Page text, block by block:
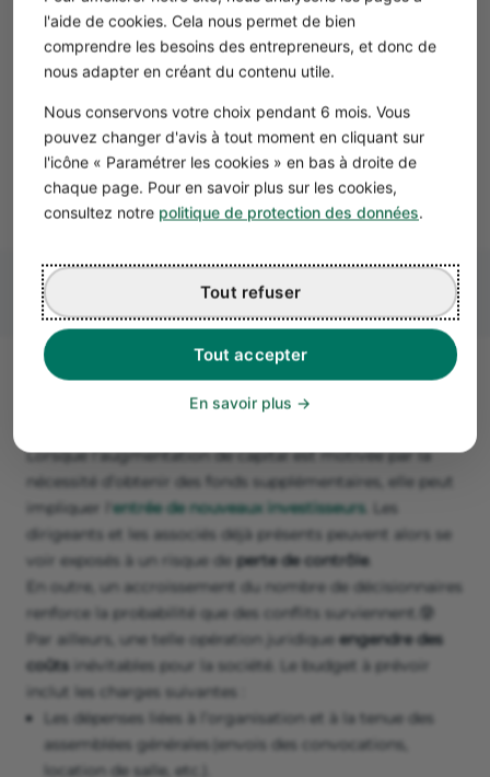
l'aide de cookies. Cela nous permet de bien
comprendre les besoins des entrepreneurs, et donc de
nous adapter en créant du contenu utile.
Nous conservons votre choix pendant 6 mois. Vous
pouvez changer d'avis à tout moment en cliquant sur
l'icône « Paramétrer les cookies » en bas à droite de
chaque page. Pour en savoir plus sur les cookies,
consultez notre politique de protection des données.
Tout accepter
Tout refuser
En savoir plus
élevé laisse penser qu'elle bénéficie d’une meilleure
Exemple
En théorie, une augmentation de vos capitaux
propres entraîne un rehaussement de votre
capacité d’emprunt.
Quels sont les inconvénients
Lorsque l’augmentation de capital est motivée par la
nécessité d’obtenir des fonds supplémentaires, elle peut
impliquer l' entrée de nouveaux investisseurs. Les
dirigeants et les associés déjà présents peuvent alors se
voir exposés à un risque de perte de contrôle.
En outre, un accroissement du nombre de décisionnaires
renforce la probabilité que des conflits surviennent.😰
Par ailleurs, une telle opération juridique engendre des
coûts inévitables pour la société. Le budget à prévoir
inclut les charges suivantes :
Les dépenses liées à l’organisation et à la tenue des
assemblées générales (envois des convocations,
location de salle, etc.).